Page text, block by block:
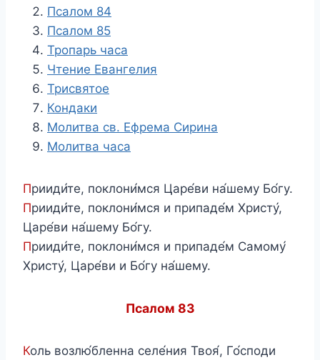
Псалом 84
Псалом 85
Тропарь часа
Чтение Евангелия
Трисвятое
Кондаки
Молитва св. Ефрема Сирина
Молитва часа
Прииди́те, поклони́мся Царе́ви на́шему Бо́гу.
Прииди́те, поклони́мся и припаде́м Христу́,
Царе́ви на́шему Бо́гу.
Прииди́те, поклони́мся и припаде́м Самому́
Христу́, Царе́ви и Бо́гу на́шему.
Псалом 83
Коль возлю́бленна селе́ния Твоя́, Го́споди